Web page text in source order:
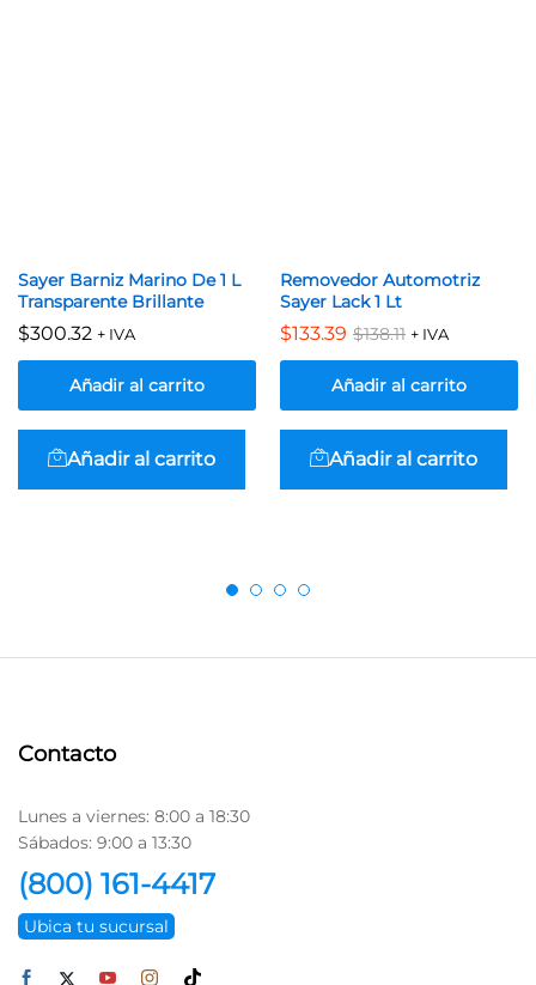
Sayer Barniz Marino De 1 L
Transparente Brillante
$300.32 + IVA
Añadir al carrito
Añadir al carrito
Removedor Automotriz
Sayer Lack 1 Lt
$133.39 $138.11 + IVA
Añadir al carrito
Añadir al carrito
Contacto
Lunes a viernes: 8:00 a 18:30
Sábados: 9:00 a 13:30
(800) 161-4417
Ubica tu sucursal